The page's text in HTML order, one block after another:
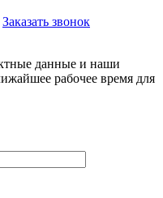
Заказать звонок
данные и наши
рабочее время для